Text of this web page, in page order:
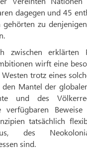
dagegen und 45
gehörten zu
zwischen erklärten
wirft eine
trotz eines
Mantel der
und des
verfügbaren
tatsächlich
des
sind.